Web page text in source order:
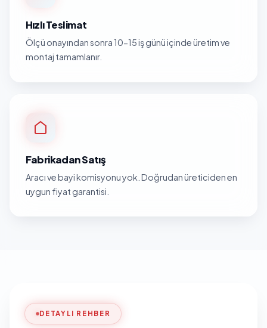
Hızlı Teslimat
Ölçü onayından sonra 10-15 iş günü içinde üretim ve
montaj tamamlanır.
Fabrikadan Satış
Aracı ve bayi komisyonu yok. Doğrudan üreticiden en
uygun fiyat garantisi.
DETAYLI REHBER